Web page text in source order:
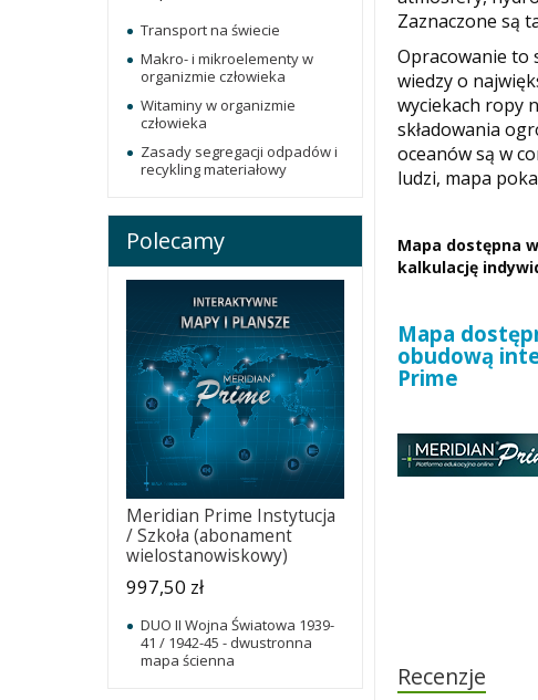
Zaznaczone są
Opracowanie to
wiedzy o
wyciekach ropy
składowania
oceanów są w
ludzi, mapa
Mapa dostępna
kalkulację
Mapa
obudową
Prime
Recenzje
Transport na świecie
Makro- i mikroelementy w
organizmie człowieka
Witaminy w organizmie
człowieka
Zasady segregacji odpadów i
recykling materiałowy
Polecamy
Meridian Prime Instytucja
/ Szkoła (abonament
wielostanowiskowy)
997,50 zł
DUO II Wojna Światowa 1939-
41 / 1942-45 - dwustronna
mapa ścienna